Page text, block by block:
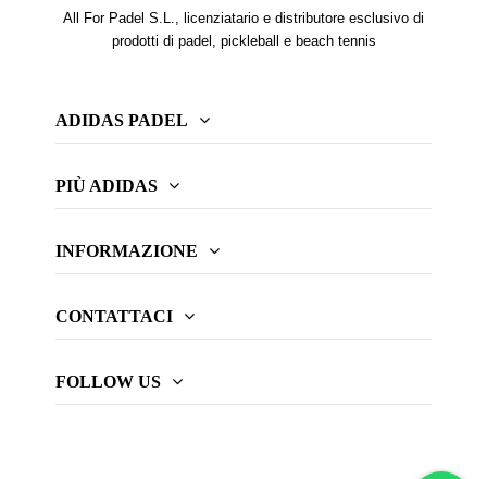
All For Padel S.L., licenziatario e distributore esclusivo di
prodotti di padel, pickleball e beach tennis
ADIDAS PADEL
PIÙ ADIDAS
INFORMAZIONE
CONTATTACI
FOLLOW US